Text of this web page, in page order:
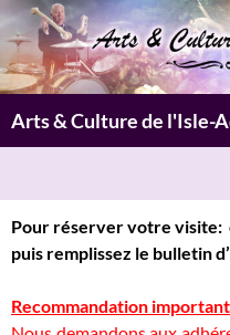
Aller
au
contenu
Arts & Culture de l'Isle-
Pour réserver votre visite:
puis remplissez le bulletin
Recommandation